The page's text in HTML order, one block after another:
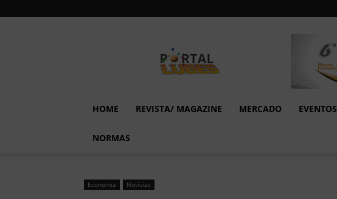
em
Foco
HOME REVISTA/ MAGAZINE MERCADO EVENTOS
NORMAS
Economia Notícias